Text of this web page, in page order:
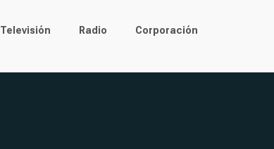
Televisión Radio Corporación